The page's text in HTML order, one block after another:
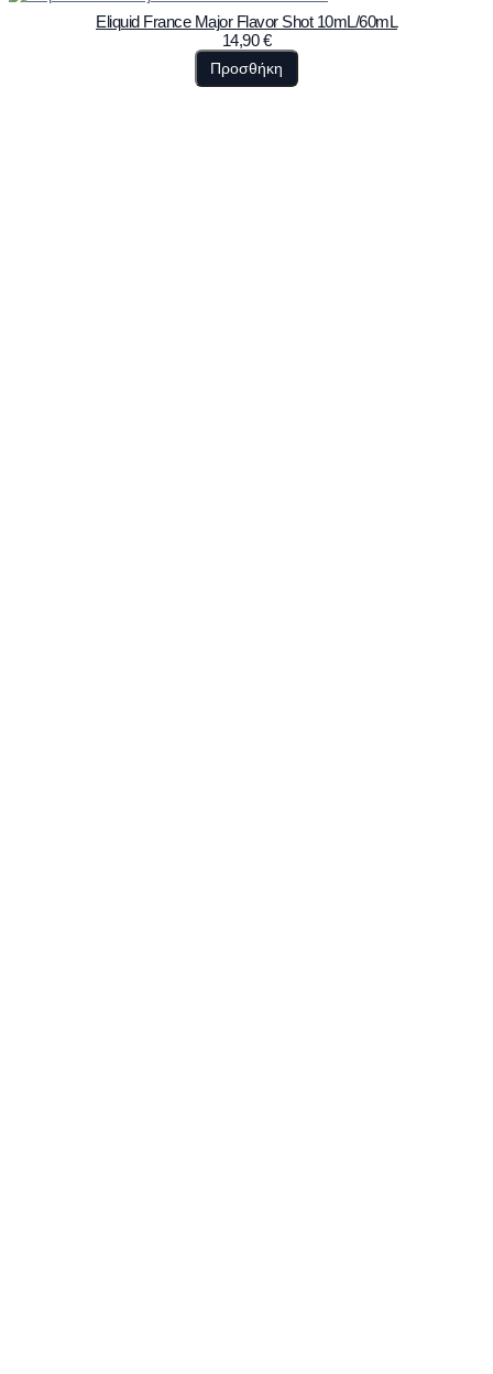
Eliquid France Major Flavor Shot 10mL/60mL
14,90€
Προσθήκη